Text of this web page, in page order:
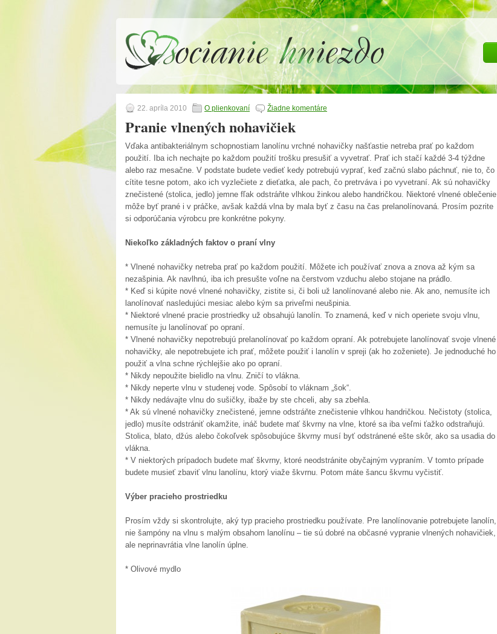
22. apríla 2010 O plienkovaní Žiadne komentáre
Pranie vlnených nohavičiek
Vďaka antibakteriálnym schopnostiam lanolínu vrchné nohavičky našťastie netreba prať po každom
použití. Iba ich nechajte po každom použití trošku presušiť a vyvetrať. Prať ich stačí každé 3-4 týždne
alebo raz mesačne. V podstate budete vedieť kedy potrebujú vyprať, keď začnú slabo páchnuť, nie to, čo
cítite tesne potom, ako ich vyzlečiete z dieťatka, ale pach, čo pretrváva i po vyvetraní. Ak sú nohavičky
znečistené (stolica, jedlo) jemne fľak odstráňte vlhkou žinkou alebo handričkou. Niektoré vlnené oblečenie
môže byť prané i v práčke, avšak každá vlna by mala byť z času na čas prelanolínovaná. Prosím pozrite
si odporúčania výrobcu pre konkrétne pokyny.
Niekoľko základných faktov o praní vlny
* Vlnené nohavičky netreba prať po každom použití. Môžete ich používať znova a znova až kým sa
nezašpinia. Ak navlhnú, iba ich presušte voľne na čerstvom vzduchu alebo stojane na prádlo.
* Keď si kúpite nové vlnené nohavičky, zistite si, či boli už lanolínované alebo nie. Ak ano, nemusíte ich
lanolínovať nasledujúci mesiac alebo kým sa priveľmi neušpinia.
* Niektoré vlnené pracie prostriedky už obsahujú lanolín. To znamená, keď v nich operiete svoju vlnu,
nemusíte ju lanolínovať po opraní.
* Vlnené nohavičky nepotrebujú prelanolínovať po každom opraní. Ak potrebujete lanolínovať svoje vlnené
nohavičky, ale nepotrebujete ich prať, môžete použiť i lanolín v spreji (ak ho zoženiete). Je jednoduché ho
použiť a vlna schne rýchlejšie ako po opraní.
* Nikdy nepoužite bielidlo na vlnu. Zničí to vlákna.
* Nikdy neperte vlnu v studenej vode. Spôsobí to vláknam „šok“.
* Nikdy nedávajte vlnu do sušičky, ibaže by ste chceli, aby sa zbehla.
* Ak sú vlnené nohavičky znečistené, jemne odstráňte znečistenie vlhkou handričkou. Nečistoty (stolica,
jedlo) musíte odstrániť okamžite, ináč budete mať škvrny na vlne, ktoré sa iba veľmi ťažko odstraňujú.
Stolica, blato, džús alebo čokoľvek spôsobujúce škvrny musí byť odstránené ešte skôr, ako sa usadia do
vlákna.
* V niektorých prípadoch budete mať škvrny, ktoré neodstránite obyčajným vypraním. V tomto prípade
budete musieť zbaviť vlnu lanolínu, ktorý viaže škvrnu. Potom máte šancu škvrnu vyčistiť.
Výber pracieho prostriedku
Prosím vždy si skontrolujte, aký typ pracieho prostriedku používate. Pre lanolínovanie potrebujete lanolín,
nie šampóny na vlnu s malým obsahom lanolínu – tie sú dobré na občasné vypranie vlnených nohavičiek,
ale neprinavrátia vlne lanolín úplne.
* Olivové mydlo